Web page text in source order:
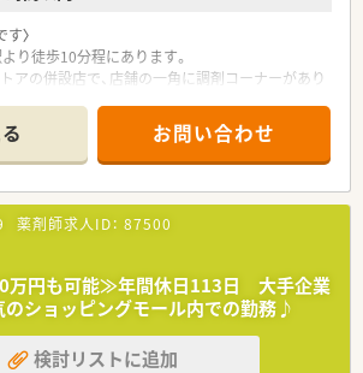
〉
り徒歩10分程にあります。
アの併設店で、店舗の一角に調剤コーナーがあり
にお薬の受け渡しができるドライブスルーを併
脳神経科、循環器科をメインとする近隣の病院の
りますので、様々な内容を扱っています。
導医薬品の販売は調剤室にて行っていますので、
習得し、業務の幅を広げていくこともできます。
設店ですので、OTCにご興味のある方も歓迎で
談のできるかかりつけ薬剤師として活躍しませ
日、有休消化もしやすい環境です。しっかり働い
の日はゆっくりリフレッシュできます。メリハリ
お問い合わせ
薬剤師求人ID： 87500
万円も可能≫年間休日113日 大手企業
ショッピングモール内での勤務♪
検討リストに追加